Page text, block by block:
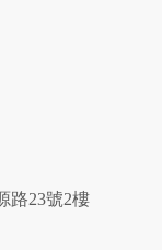
路23號2樓